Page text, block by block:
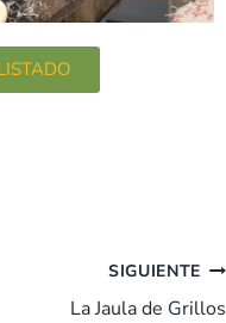
SIGUIENTE
La Jaula de Grillos